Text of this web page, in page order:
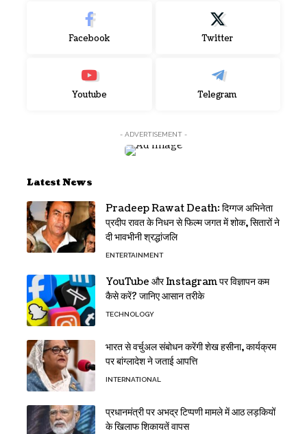
Facebook Twitter
Youtube Telegram
- ADVERTISEMENT -
Latest News
Pradeep Rawat Death: दिग्गज अभिनेता
प्रदीप रावत के निधन से फिल्म जगत में शोक, सितारों ने
दी भावभीनी श्रद्धांजलि
ENTERTAINMENT
YouTube और Instagram पर विज्ञापन कम
कैसे करें? जानिए आसान तरीके
TECHNOLOGY
भारत से वर्चुअल संबोधन करेंगी शेख हसीना, कार्यक्रम
पर बांग्लादेश ने जताई आपत्ति
INTERNATIONAL
प्रधानमंत्री पर अभद्र टिप्पणी मामले में आठ लड़कियों
के खिलाफ शिकायतें वापस